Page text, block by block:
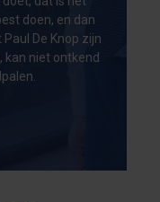
doen, en dan
De Knop zijn
kan niet ontkend